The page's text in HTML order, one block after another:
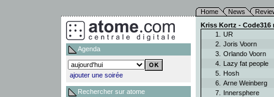
Home News
Agenda
ajouter une soirée
Rechercher sur atome
Kriss Kortz - Code316
1.
UR
2. Joris Voorn
3. Orlando Voorn
4.
Lazy fat people
5.
Hosh
6. Arne Weinberg
7.
Innersphere